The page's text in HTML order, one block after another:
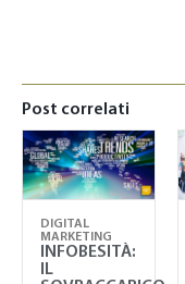
Post correlati
DIGITAL
MARKETING
INFOBESITÀ:
IL